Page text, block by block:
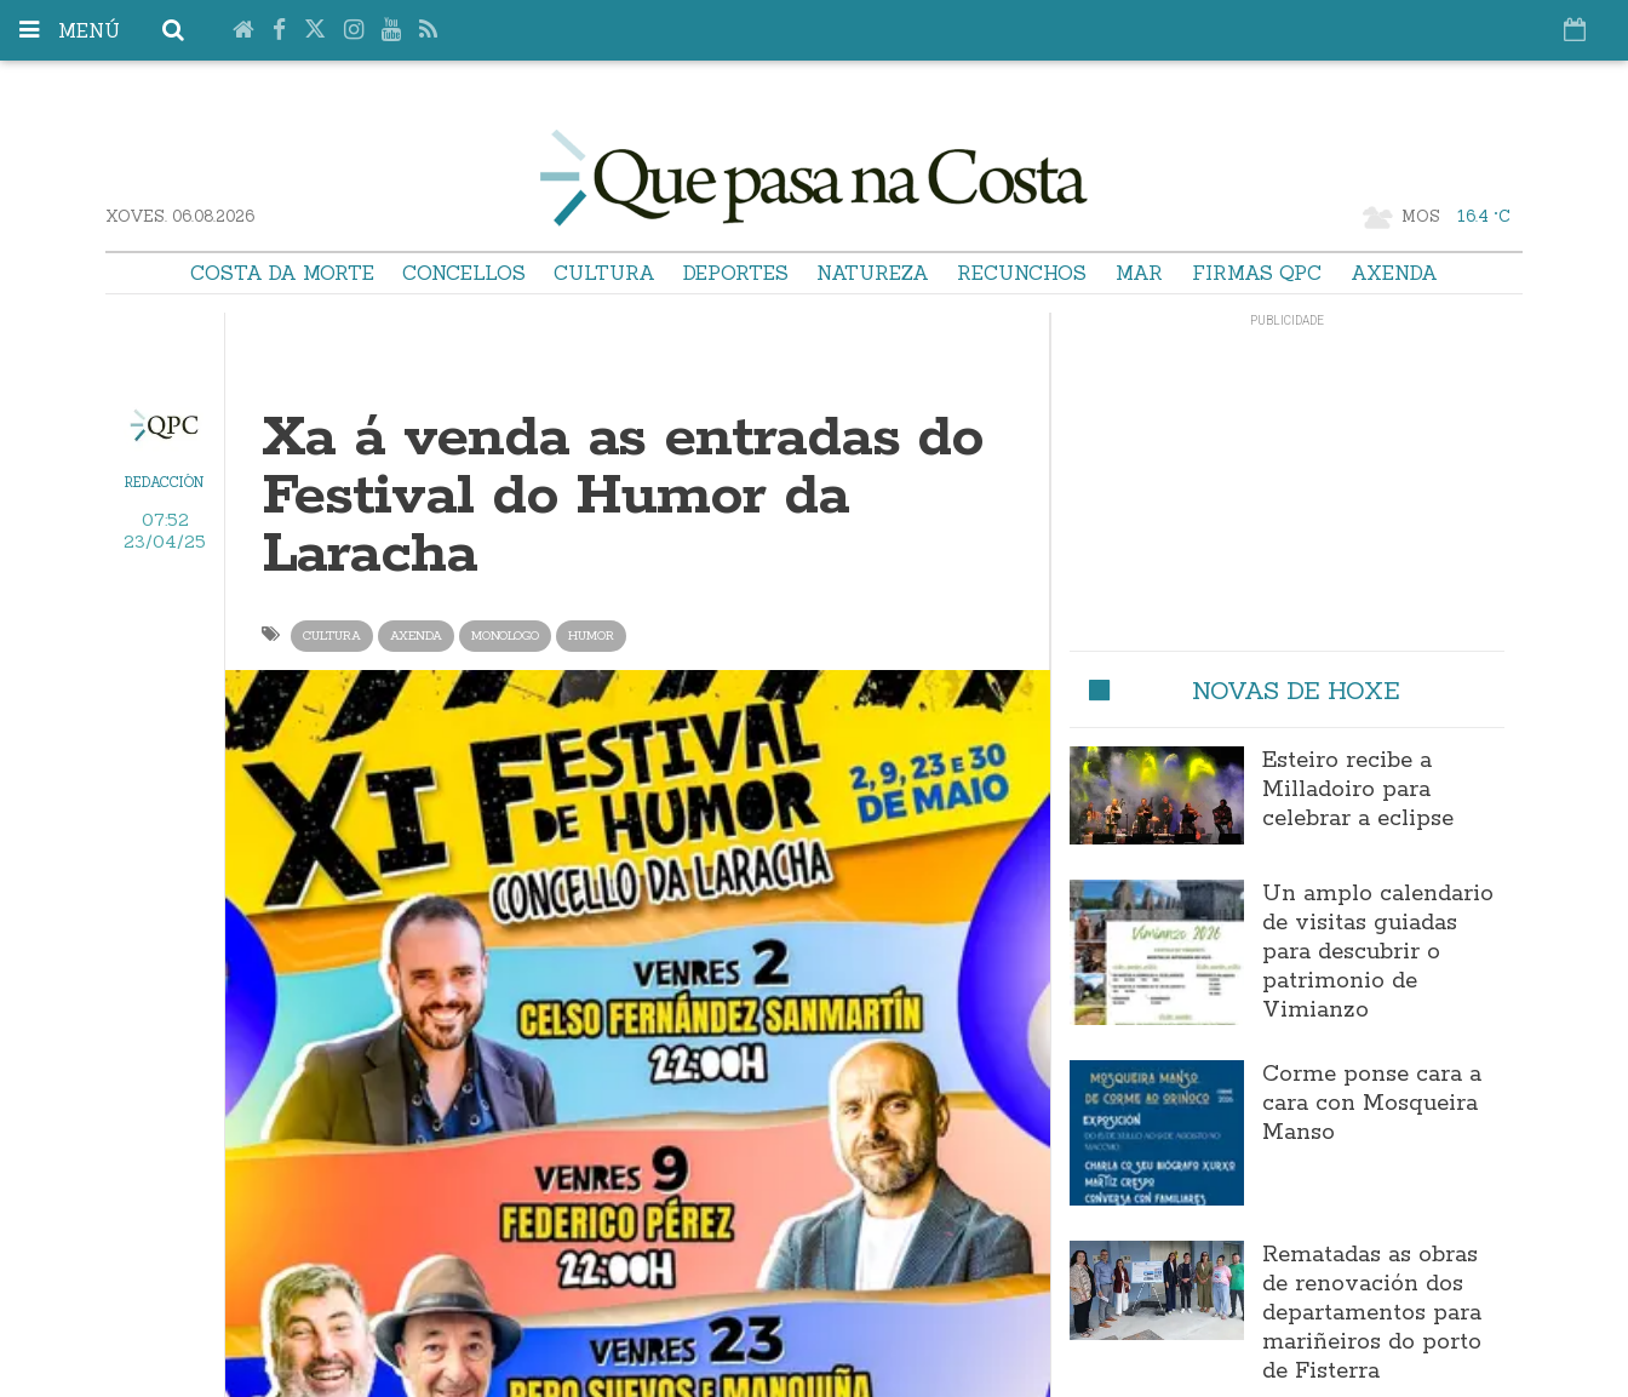
MENÚ
XOVES. 06.08.2026 MOS 16.4 °C
COSTA DA MORTE CONCELLOS CULTURA DEPORTES NATUREZA RECUNCHOS MAR FIRMAS QPC AXENDA
REDACCIÓN
07:52
23/04/25
Xa á venda as entradas do
Festival do Humor da
Laracha
CULTURA AXENDA MONOLOGO HUMOR
NOVAS DE HOXE
Esteiro recibe a
Milladoiro para
celebrar a eclipse
Un amplo calendario
de visitas guiadas
para descubrir o
patrimonio de
Vimianzo
Corme ponse cara a
cara con Mosqueira
Manso
Rematadas as obras
de renovación dos
departamentos para
mariñeiros do porto
de Fisterra